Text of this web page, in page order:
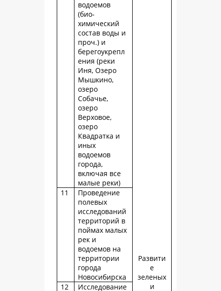
Развити
е
зеленых
и
водоемов
(био-
химический
состав воды и
проч.) и
берегоукрепл
ения (реки
Иня, Озеро
Мышкино,
озеро
Собачье,
озеро
Верховое,
озеро
Квадратка и
иных
водоемов
города,
включая все
малые реки)
11
Проведение
полевых
исследований
территорий в
поймах малых
рек и
водоемов на
территории
города
Новосибирска
12
Исследование